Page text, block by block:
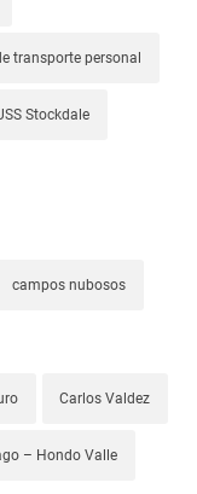
transporte personal
Stockdale
campos nubosos
Carlos Valdez
– Hondo Valle